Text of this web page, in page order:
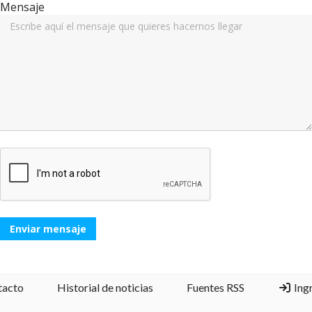
Mensaje
Enviar mensaje
Historial de noticias Fuentes RSS